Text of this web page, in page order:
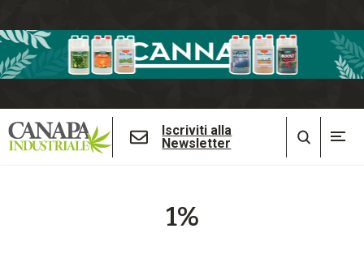
Iscriviti alla
Newsletter
1%